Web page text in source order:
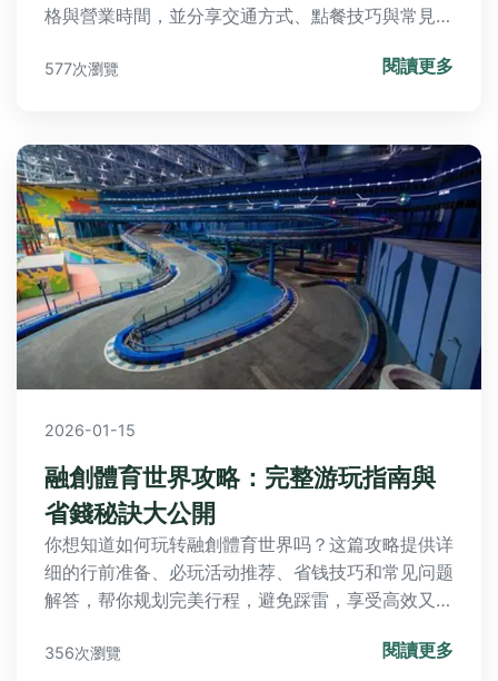
格與營業時間，並分享交通方式、點餐技巧與常見錯
577次瀏覽 閱讀更多
2026-01-15
融創體育世界攻略：完整游玩指南與
省錢秘訣大公開
你想知道如何玩转融創體育世界吗？这篇攻略提供详
细的行前准备、必玩活动推荐、省钱技巧和常见问题
解答，帮你规划完美行程，避免踩雷，享受高效又经
356次瀏覽 閱讀更多